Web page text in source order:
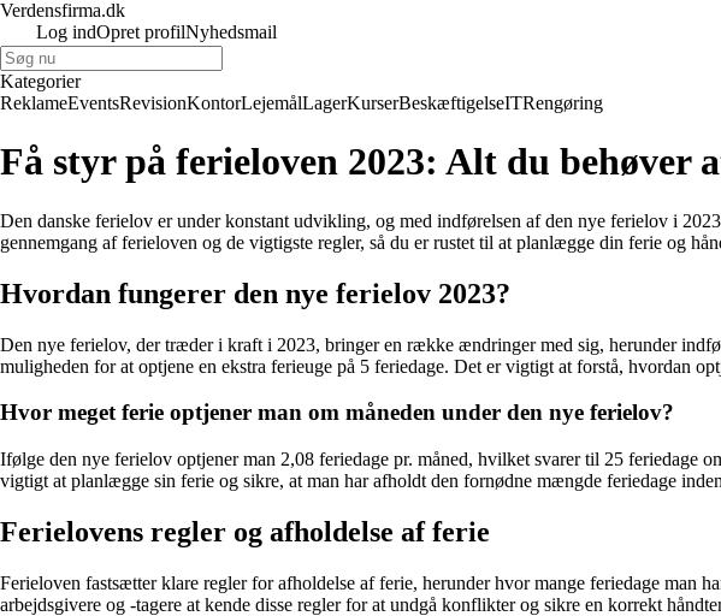
Verdensfirma.dk
Log indOpret profilNyhedsmail
Kategorier
ReklameEventsRevisionKontorLejemålLagerKurserBeskæftigelseITRengøring
Få styr på ferieloven 2023: Alt du behøver
Den danske ferielov er under konstant udvikling, og med indførelsen af den nye ferielov i
gennemgang af ferieloven og de vigtigste regler, så du er rustet til at planlægge din ferie og
Hvordan fungerer den nye ferielov 2023?
Den nye ferielov, der træder i kraft i 2023, bringer en række ændringer med sig, herunder
muligheden for at optjene en ekstra ferieuge på 5 feriedage. Det er vigtigt at forstå, hvordan
Hvor meget ferie optjener man om måneden under den nye ferielov?
Ifølge den nye ferielov optjener man 2,08 feriedage pr. måned, hvilket svarer til 25 feriedage
vigtigt at planlægge sin ferie og sikre, at man har afholdt den fornødne mængde feriedage
Ferielovens regler og afholdelse af ferie
Ferieloven fastsætter klare regler for afholdelse af ferie, herunder hvor mange feriedage man
arbejdsgivere og -tagere at kende disse regler for at undgå konflikter og sikre en korrekt